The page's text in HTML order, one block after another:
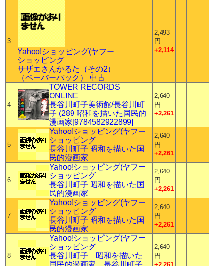
3
Yahoo!ショッピング(ヤフー
ショッピング
サザエさんかるた（その2）
（ペーパーバック） 中古
2,493
円
+2,114
4
TOWER RECORDS
ONLINE
長谷川町子美術館/長谷川町
子 (289 昭和を描いた国民的
漫画家[9784582922899]
2,640
円
+2,261
5
Yahoo!ショッピング(ヤフー
ショッピング
長谷川町子 昭和を描いた国
民的漫画家
2,640
円
+2,261
6
Yahoo!ショッピング(ヤフー
ショッピング
長谷川町子 昭和を描いた国
民的漫画家
2,640
円
+2,261
7
Yahoo!ショッピング(ヤフー
ショッピング
長谷川町子 昭和を描いた国
民的漫画家
2,640
円
+2,261
8
Yahoo!ショッピング(ヤフー
ショッピング
長谷川町子 昭和を描いた
国民的漫画家 長谷川町子
2,640
円
+2,261